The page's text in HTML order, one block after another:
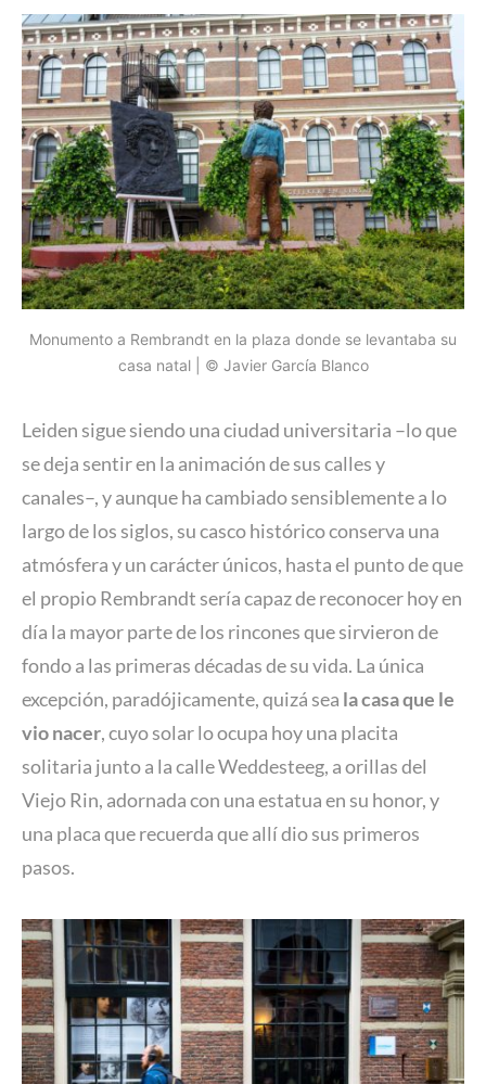
Monumento a Rembrandt en la plaza donde se levantaba su
casa natal | © Javier García Blanco
Leiden sigue siendo una ciudad universitaria –lo que
se deja sentir en la animación de sus calles y
canales–, y aunque ha cambiado sensiblemente a lo
largo de los siglos, su casco histórico conserva una
atmósfera y un carácter únicos, hasta el punto de que
el propio Rembrandt sería capaz de reconocer hoy en
día la mayor parte de los rincones que sirvieron de
fondo a las primeras décadas de su vida. La única
excepción, paradójicamente, quizá sea la casa que le
vio nacer, cuyo solar lo ocupa hoy una placita
solitaria junto a la calle Weddesteeg, a orillas del
Viejo Rin, adornada con una estatua en su honor, y
una placa que recuerda que allí dio sus primeros
pasos.